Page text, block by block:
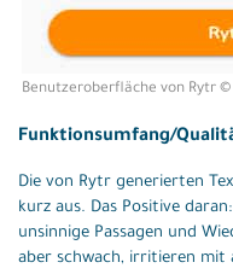
Benutzeroberfläche von Rytr
Funktionsumfang/
Die von Rytr generierten
kurz aus. Das Positive
unsinnige Passagen und
aber schwach, irritieren mit